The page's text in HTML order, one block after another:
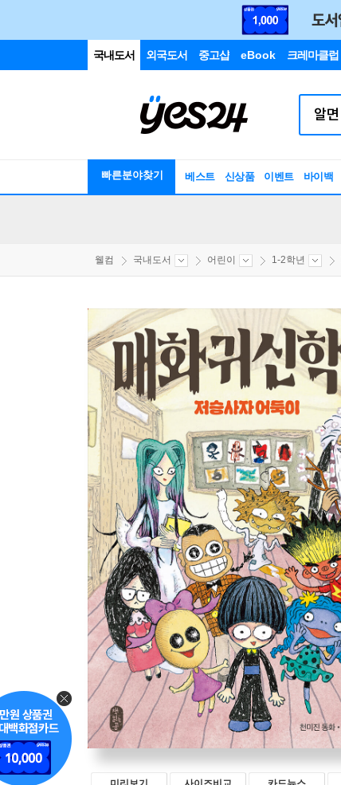
국내도서 외국도서 중고샵 eBook 크레마클럽
빠른분야찾기 베스트 신상품 이벤트 바이백
웰컴 국내도서 어린이 1-2학년